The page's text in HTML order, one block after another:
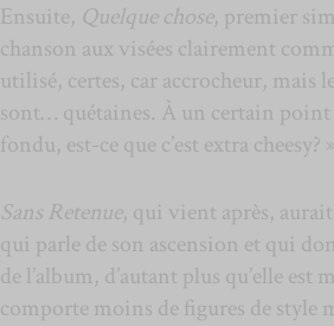
Ensuite, Quelque chose, premier
chanson aux visées clairement
utilisé, certes, car accrocheur, mais
sont… quétaines. À un certain point
fondu, est-ce que c’est extra
Sans Retenue, qui vient après,
qui parle de son ascension et qui
de l’album, d’autant plus qu’elle
comporte moins de figures de style